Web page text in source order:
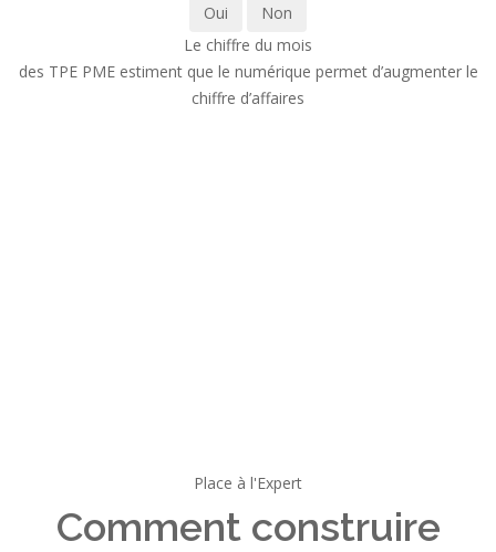
Oui
Non
Le chiffre du mois
des TPE PME estiment que le numérique permet d’augmenter le
chiffre d’affaires
Place à l'Expert
Comment construire